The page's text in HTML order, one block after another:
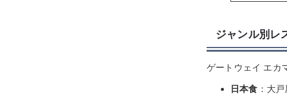
ジャンル別レ
ゲートウェイ エカ
日本食 ：大